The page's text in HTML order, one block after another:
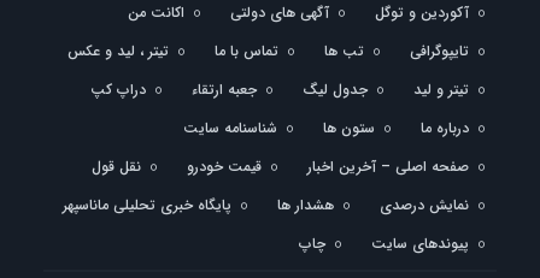
آکوردین و توگل آگهی های دولتی
اکانت من
تایپوگرافی
تب ها تماس با ما
تیتر ، لید و عکس
تیتر و لید
جدول لیگ جعبه ارتقاء
دراپ کپ
درباره ما
ستون ها
شناسنامه سایت
صفحه اصلی – آخرین اخبار
قیمت خودرو
نقل قول
نمایش درصدی
هشدار ها
پایگاه خبری تحلیلی ماناسپهر
پیوندهای سایت
چاپ